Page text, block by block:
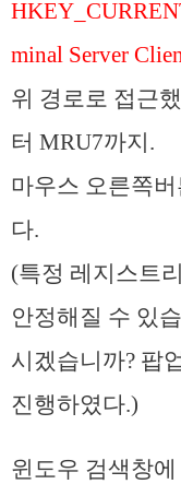
minal Server
위 경로로 접근
터 MRU7까지.
마우스 오른쪽
다.
(특정 레지스트
안정해질 수 있
시겠습니까? 팝
진행하였다.)
윈도우 검색창